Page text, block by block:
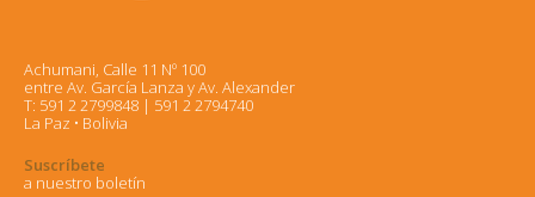
Achumani, Calle 11 Nº 100
entre Av. García Lanza y Av. Alexander
T: 591 2 2799848 | 591 2 2794740
La Paz • Bolivia
Suscríbete
a nuestro boletín